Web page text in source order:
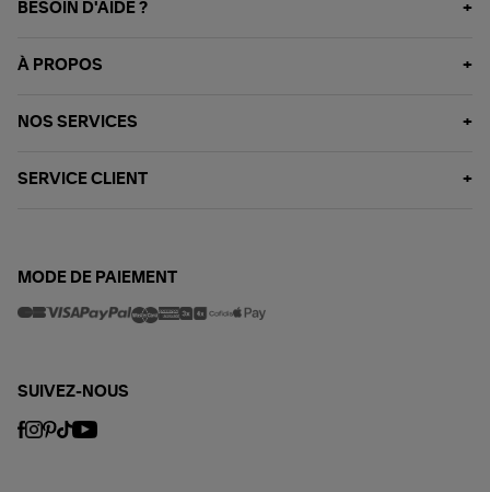
BESOIN D'AIDE ?
À PROPOS
NOS SERVICES
SERVICE CLIENT
MODE DE PAIEMENT
SUIVEZ-NOUS